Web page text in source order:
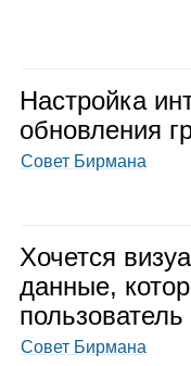
Настройка
обнов­ле­ния
Совет Бирмана
Хочется
дан­ные,
поль­зо­ва­тель
Совет Бирмана